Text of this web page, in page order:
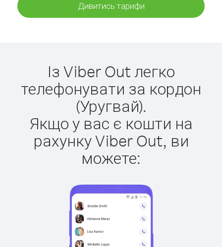
Дивитись тарифи
Із Viber Out легко
телефонувати за кордон
(Уругвай).
Якщо у вас є кошти на
рахунку Viber Out, ви
можете: